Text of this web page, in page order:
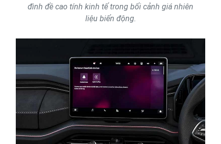
đình đề cao tính kinh tế trong bối cảnh giá nhiên
liệu biến động.